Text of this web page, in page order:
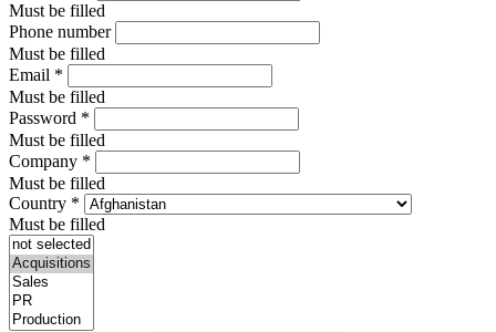
Must be filled
Phone number
Must be filled
Email *
Must be filled
Password *
Must be filled
Company *
Must be filled
Country *
Must be filled